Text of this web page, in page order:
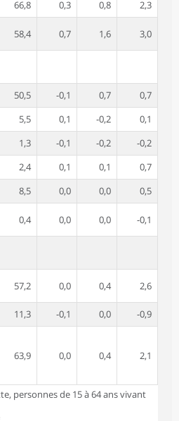
66,8 0,3 0,8
2,3
58,4 0,7 1,6 3,0
50,5 -0,1 0,7
0,7
5,5 0,1 -0,2
0,1
1,3 -0,1 -0,2
-0,2
2,4 0,1 0,1
0,7
8,5 0,0 0,0
0,5
0,4 0,0 0,0 -0,1
57,2 0,0 0,4 2,6
11,3 -0,1 0,0
-0,9
63,9 0,0 0,4 2,1
personnes de 15 à 64 ans vivant